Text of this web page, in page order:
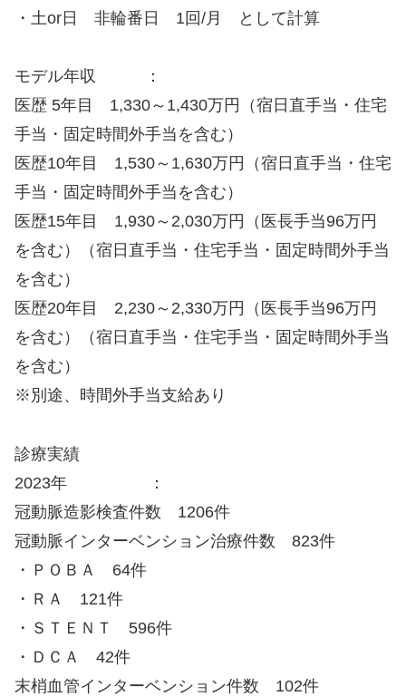
・土or日 非輪番日 1回/月 として計算
モデル年収 ：
医歴 5年目 1,330～1,430万円（宿日直手当・住宅
手当・固定時間外手当を含む）
医歴10年目 1,530～1,630万円（宿日直手当・住宅
手当・固定時間外手当を含む）
医歴15年目 1,930～2,030万円（医長手当96万円
を含む）（宿日直手当・住宅手当・固定時間外手当
を含む）
医歴20年目 2,230～2,330万円（医長手当96万円
を含む）（宿日直手当・住宅手当・固定時間外手当
を含む）
※別途、時間外手当支給あり
診療実績
2023年 ：
冠動脈造影検査件数 1206件
冠動脈インターベンション治療件数 823件
・ＰＯＢＡ 64件
・ＲＡ 121件
・ＳＴＥＮＴ 596件
・ＤＣＡ 42件
末梢血管インターベンション件数 102件